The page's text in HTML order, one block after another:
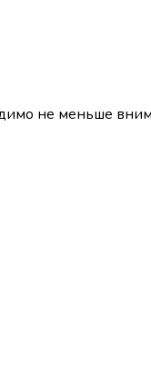
не меньше